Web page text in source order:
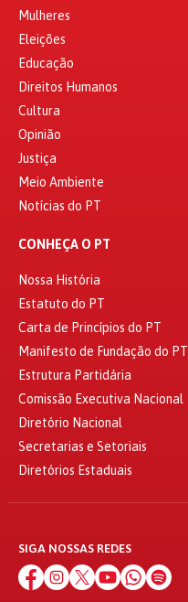
Mulheres
Eleições
Educação
Direitos Humanos
Cultura
Opinião
Justiça
Meio Ambiente
Notícias do PT
CONHEÇA O PT
Nossa História
Estatuto do PT
Carta de Princípios do PT
Manifesto de Fundação do PT
Estrutura Partidária
Comissão Executiva Nacional
Diretório Nacional
Secretarias e Setoriais
Diretórios Estaduais
SIGA NOSSAS REDES